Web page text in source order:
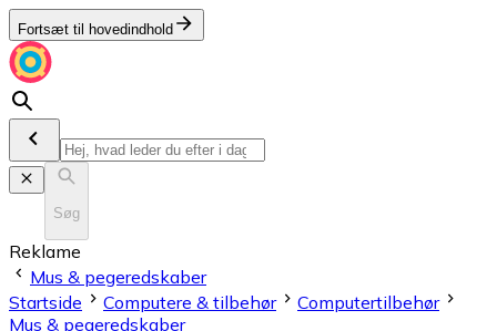
Fortsæt til hovedindhold
Søg
Reklame
Mus & pegeredskaber
Startside
Computere & tilbehør
Computertilbehør
Mus & pegeredskaber